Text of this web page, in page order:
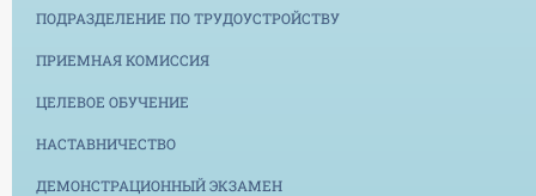
ПОДРАЗДЕЛЕНИЕ ПО ТРУДОУСТРОЙСТВУ
ПРИЕМНАЯ КОМИССИЯ
ЦЕЛЕВОЕ ОБУЧЕНИЕ
НАСТАВНИЧЕСТВО
ДЕМОНСТРАЦИОННЫЙ ЭКЗАМЕН